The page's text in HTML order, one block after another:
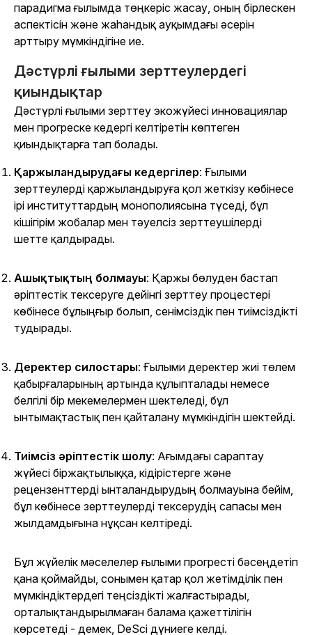
парадигма ғылымда төңкеріс жасау, оның бірлескен
аспектісін және жаһандық ауқымдағы әсерін
арттыру мүмкіндігіне ие.
Дәстүрлі ғылыми зерттеулердегі
қиындықтар
Дәстүрлі ғылыми зерттеу экожүйесі инновациялар
мен прогреске кедергі келтіретін көптеген
қиындықтарға тап болады.
Қаржыландырудағы кедергілер: Ғылыми
зерттеулерді қаржыландыруға қол жеткізу көбінесе
ірі институттардың монополиясына түседі, бұл
кішігірім жобалар мен тәуелсіз зерттеушілерді
шетте қалдырады.
Ашықтықтың болмауы: Қаржы бөлуден бастап
әріптестік тексеруге дейінгі зерттеу процестері
көбінесе бұлыңғыр болып, сенімсіздік пен тиімсіздікті
тудырады.
Деректер силостары: Ғылыми деректер жиі төлем
қабырғаларының артында құлыпталады немесе
белгілі бір мекемелермен шектеледі, бұл
ынтымақтастық пен қайталану мүмкіндігін шектейді.
Тиімсіз әріптестік шолу: Ағымдағы сараптау
жүйесі біржақтылыққа, кідірістерге және
рецензенттерді ынталандырудың болмауына бейім,
бұл көбінесе зерттеулерді тексерудің сапасы мен
жылдамдығына нұқсан келтіреді.
Бұл жүйелік мәселелер ғылыми прогресті бәсеңдетіп
қана қоймайды, сонымен қатар қол жетімділік пен
мүмкіндіктердегі теңсіздікті жалғастырады,
орталықтандырылмаған балама қажеттілігін
көрсетеді - демек, DeSci дүниеге келді.